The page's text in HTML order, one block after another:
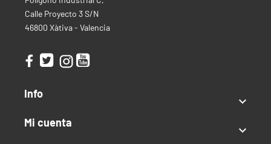
Exterior
Producción:600 g/planta
Altura:150 - 250 cm
Clima:Templado
Feminizada
Calle Proyecto 3 S/N
46800 Xàtiva - Valencia
Info

Mi cuenta
